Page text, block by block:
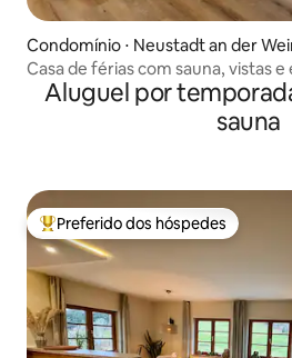
Condomínio ⋅ Neustadt an der
Casa de férias com sauna, vistas e
Aluguel por
sauna
Entre os melhores preferidos dos
Preferido dos hóspedes